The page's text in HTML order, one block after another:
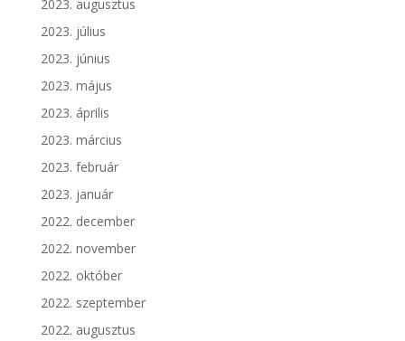
2023. augusztus
2023. július
2023. június
2023. május
2023. április
2023. március
2023. február
2023. január
2022. december
2022. november
2022. október
2022. szeptember
2022. augusztus